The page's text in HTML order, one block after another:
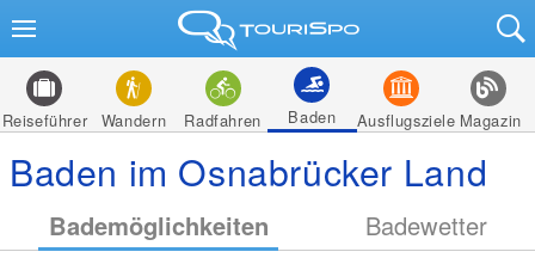
Reiseführer Wandern Radfahren Baden Ausflugsziele Magazin
Baden im Osnabrücker Land
Bademöglichkeiten Badewetter